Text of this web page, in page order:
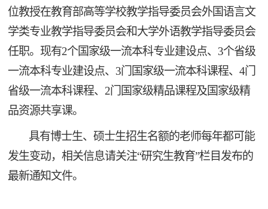
位教授在教育部高等学校教学指导委员会外国语言文
学类专业教学指导委员会和大学外语教学指导委员会
任职。现有2个国家级一流本科专业建设点、3个省级
一流本科专业建设点、3门国家级一流本科课程、4门
省级一流本科课程、2门国家级精品课程及国家级精
品资源共享课。
具有博士生、硕士生招生名额的老师每年都可能
发生变动，相关信息请关注“研究生教育”栏目发布的
最新通知文件。